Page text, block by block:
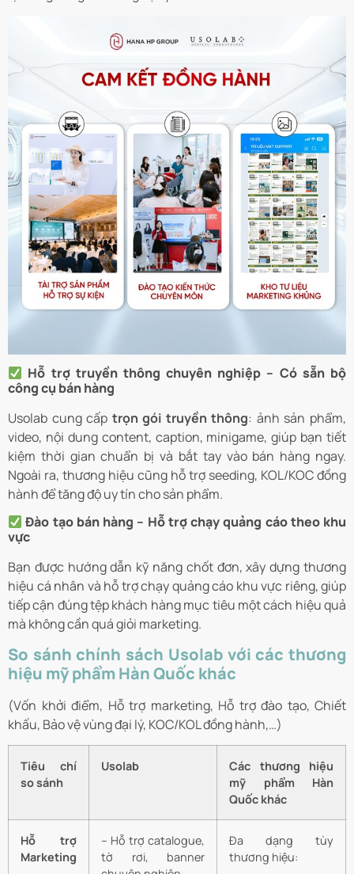
Hỗ trợ truyền thông chuyên nghiệp – Có sẵn bộ
công cụ bán hàng
Usolab cung cấp trọn gói truyền thông: ảnh sản phẩm,
video, nội dung content, caption, minigame, giúp bạn tiết
kiệm thời gian chuẩn bị và bắt tay vào bán hàng ngay.
Ngoài ra, thương hiệu cũng hỗ trợ seeding, KOL/KOC đồng
hành để tăng độ uy tín cho sản phẩm.
Đào tạo bán hàng – Hỗ trợ chạy quảng cáo theo khu
vực
Bạn được hướng dẫn kỹ năng chốt đơn, xây dựng thương
hiệu cá nhân và hỗ trợ chạy quảng cáo khu vực riêng, giúp
tiếp cận đúng tệp khách hàng mục tiêu một cách hiệu quả
mà không cần quá giỏi marketing.
So sánh chính sách Usolab với các thương
hiệu mỹ phẩm Hàn Quốc khác
(Vốn khởi điểm, Hỗ trợ marketing, Hỗ trợ đào tạo, Chiết
khấu, Bảo vệ vùng đại lý, KOC/KOL đồng hành,…)
Tiêu chí
so sánh
Usolab
Các thương hiệu
mỹ phẩm Hàn
Quốc khác
Hỗ trợ
Marketing
– Hỗ trợ catalogue,
tờ rơi, banner
Đa dạng tùy
thương hiệu: